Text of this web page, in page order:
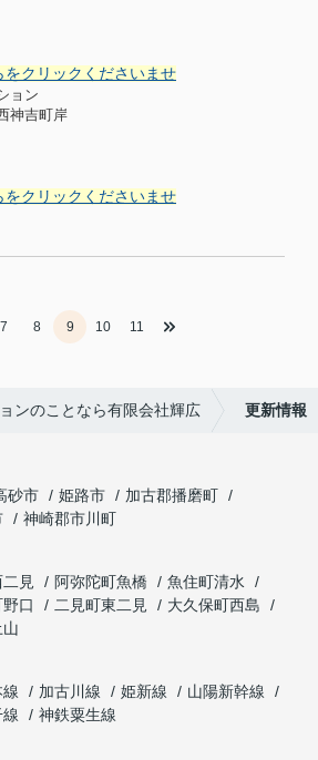
クリックくださいませ
ョン
神吉町岸
クリックくださいませ
7 8 9 10 11
ンのことなら有限会社輝広 更新情報
砂市 姫路市
加古郡播磨町
神崎郡市川町
二見 阿弥陀町魚橋
魚住町清水
口 二見町東二見
大久保町西島
加古川線 姫新線
山陽新幹線
神鉄粟生線